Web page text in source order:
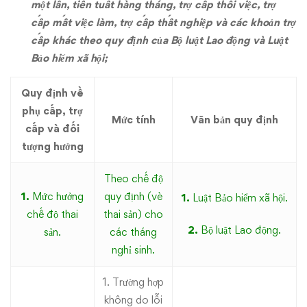
một lần, tiền tuất hàng tháng, trợ cấp thôi việc, trợ
cấp mất việc làm, trợ cấp thất nghiệp và các khoản trợ
cấp khác theo quy định của Bộ luật Lao động và Luật
Bảo hiểm xã hội;
Quy định về
phụ cấp, trợ
cấp và đối
tượng hưởng
Mức tính Văn bản quy định
1. Mức hưởng
chế độ thai
sản.
Theo chế độ
quy định (vè
thai sản) cho
các tháng
nghỉ sinh.
1. Luật Bảo hiểm xã hội.
2. Bộ luật Lao động.
1. Trường hợp
không do lỗi